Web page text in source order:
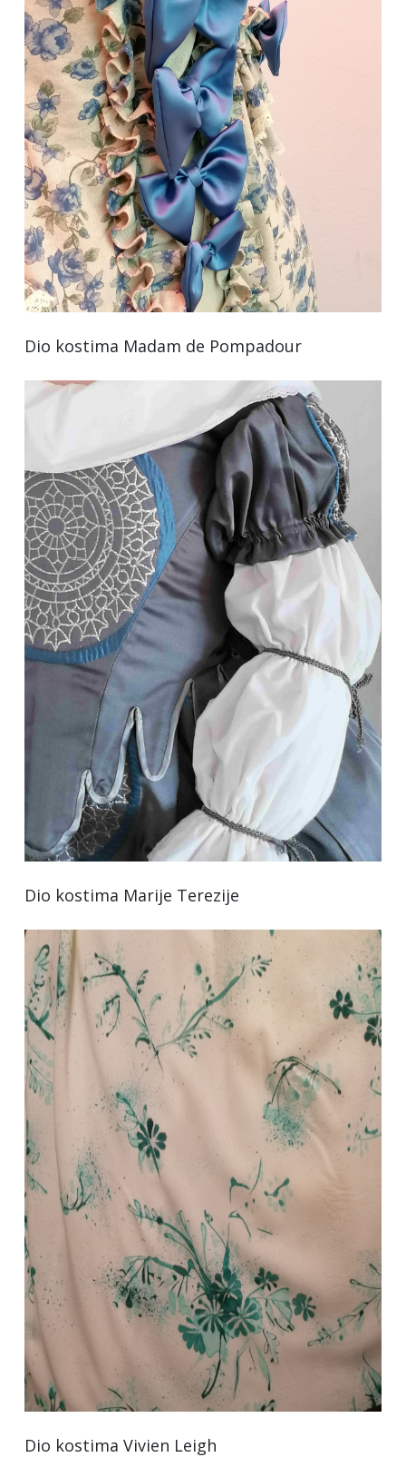
Dio kostima Madam de Pompadour
Dio kostima Marije Terezije
Dio kostima Vivien Leigh